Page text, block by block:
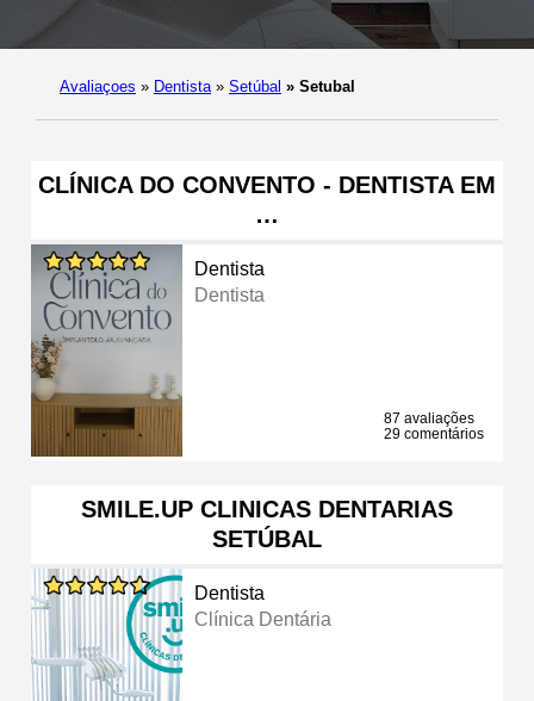
Avaliaçoes » Dentista » Setúbal » Setubal
CLÍNICA DO CONVENTO - DENTISTA EM
…
Dentista
Dentista
87 avaliações
29 comentários
SMILE.UP CLINICAS DENTARIAS
SETÚBAL
Dentista
Clínica Dentária